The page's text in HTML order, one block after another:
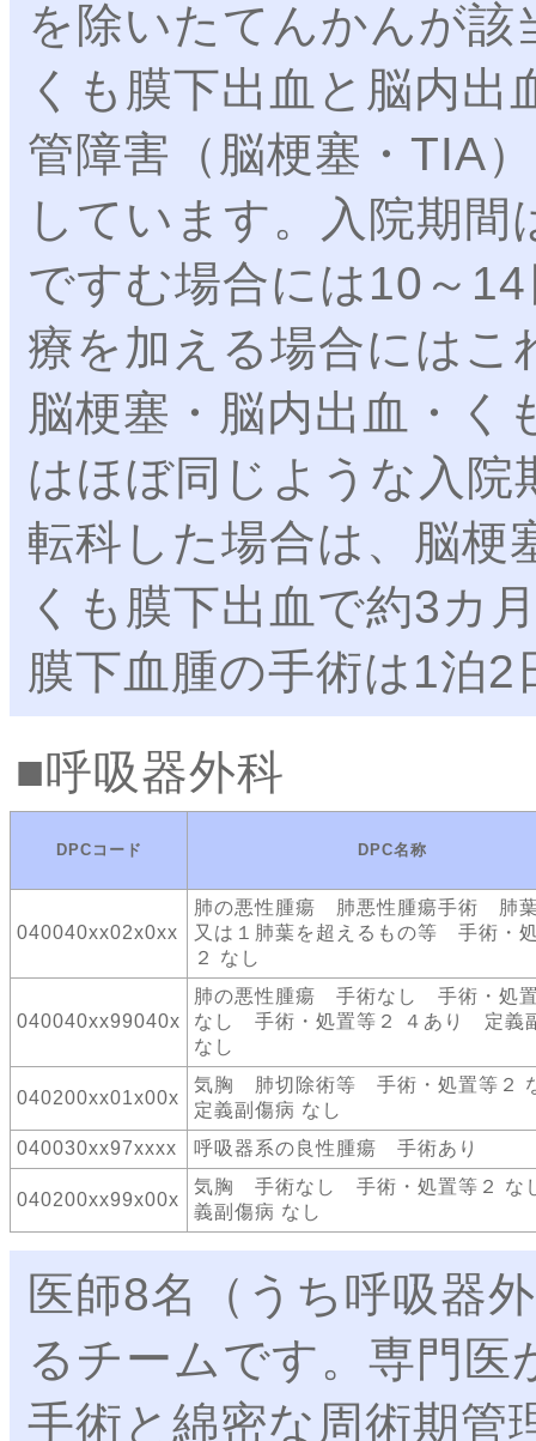
を除いたてんかんが
くも膜下出血と脳内
管障害（脳梗塞・TIA
しています。入院期
ですむ場合には10～
療を加える場合にはこ
脳梗塞・脳内出血・く
はほぼ同じような入
転科した場合は、脳梗
くも膜下出血で約3カ
膜下血腫の手術は1泊
呼吸器外科
DPCコード DPC名称
040040xx02x0xx
肺の悪性腫瘍 肺悪性腫瘍手術 肺
又は１肺葉を超えるもの等 手術・
２ なし
040040xx99040x
肺の悪性腫瘍 手術なし 手術・処
なし 手術・処置等２ ４あり 定義
なし
040200xx01x00x
気胸 肺切除術等 手術・処置等
定義副傷病 なし
040030xx97xxxx
呼吸器系の良性腫瘍 手術あり
040200xx99x00x
気胸 手術なし 手術・処置等２
義副傷病 なし
医師8名（うち呼吸器
るチームです。専門
手術と綿密な周術期管